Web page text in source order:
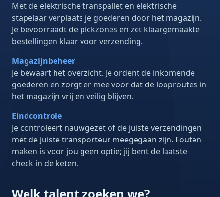
Met de elektrische transpallet en elektrische
stapelaar verplaats je goederen door het magazijn.
Je bevoorraadt de pickzones en zet klaargemaakte
bestellingen klaar voor verzending.
Magazijnbeheer
Je bewaart het overzicht. Je ordent de inkomende
goederen en zorgt er mee voor dat de looproutes in
het magazijn vrij en veilig blijven.
Eindcontrole
Je controleert nauwgezet of de juiste verzendingen
met de juiste transporteur meegegaan zijn. Fouten
maken is voor jou geen optie; jij bent de laatste
check in de keten.
Welk talent zoeken we?